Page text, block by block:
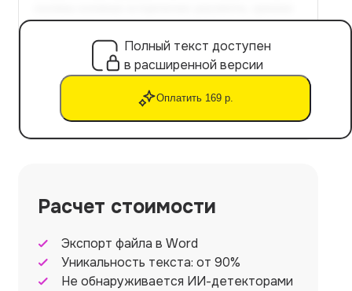
Полный текст доступен
в расширенной версии
Оплатить 169 р.
Расчет стоимости
Экспорт файла в Word
Уникальность текста: от 90%
Не обнаруживается ИИ-детекторами